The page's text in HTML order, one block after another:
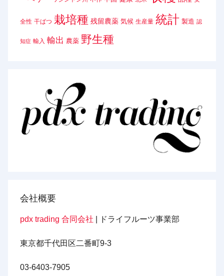
全性 干ばつ 栽培種 残留農薬 気候 生産量 統計 製造 認
知症 輸入 輸出 農薬 野生種
会社概要
pdx trading 合同会社 | ドライフルーツ事業部
東京都千代田区二番町9-3
03-6403-7905